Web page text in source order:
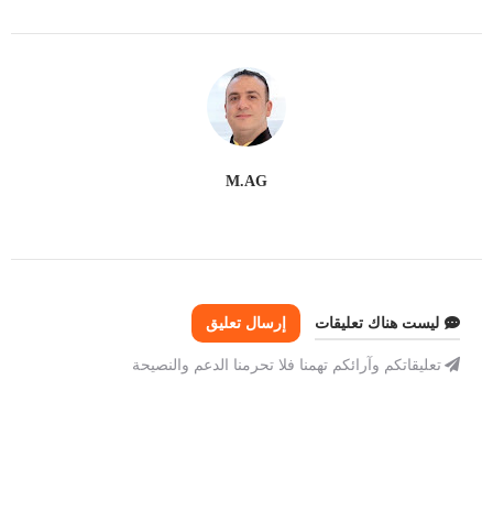
M.AG
ليست هناك تعليقات إرسال تعليق
تعليقاتكم وآرائكم تهمنا فلا تحرمنا الدعم والنصيحة